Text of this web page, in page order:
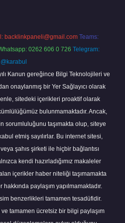
backlinkpaneli@gmail.com Teams:
0262 606 0 726 Telegram:
@karabul
Kanun gereğince Bilgi Teknolojileri ve
onaylanmış bir Yer Sağlayıcı olarak
sitedeki içerikleri proaktif olarak
bulunmamaktadır. Ancak,
sorumluluğunu taşımakta olup, siteye
etmiş sayılırlar. Bu internet sitesi,
şahıs şirketi ile hiçbir bağlantısı
kendi hazırladığımız makaleler
içerikler haber niteliği taşımamakta
paylaşım yapılmamaktadır.
benzerlikleri tamamen tesadüfidir.
tamamen ücretsiz bir bilgi paylaşım